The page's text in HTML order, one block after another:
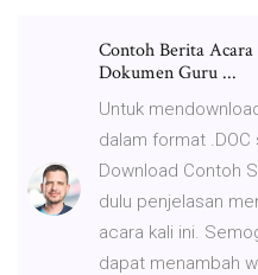
Contoh Berita
Dokumen Guru ...
Untuk
dalam format .DOC
Download Contoh
dulu penjelasan
acara kali ini.
dapat menambah